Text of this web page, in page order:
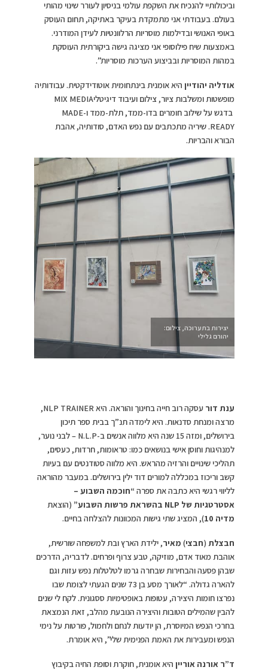
וביכולותיי להנכיח את השקפת עולמי בניסיון לעורר שינוי מהותי
בעולם. בעבודתי אני מתמקדת בעיקר באתיקה, תחום העוסק
באופי האנושי ובדילמות מוסריות הרלוונטיות לעידן המודרני.
באמצעות שיח פילוסופי אני מציגה גישה ביקורתית העוסקת
במהות המוסריות ובביצוע הערכות מוסריות”.
אודליה יהודיין היא אומנית בינתחומית אוטודידקטית. עבודותיה
מופשטות ומשלבות ציור, צילום ועיבוד דיגיטליMIX MEDIA
בדגש על שילוב חומרים בדו-ממד, תלת-ממד ו-MADE
.READY שיריה מתכתבים עם נפש האדם, סודותיה, אהבת
הבורא והבריות.
יצירות בתערוכה, צילום:
יהורם גלילי
ענת דור
עסקה רוב חייה בחינוך והוראה. היא NLP TRAINER,
מרצה ומנחת סדנאות. היא לימדה תנ”ך בבית ספר תיכון
בירושלים, ומזה 15 שנה היא מלווה אנשים ב-N.L.P – לבני נוער,
למנהיגות וחוסן אישי בנושאים כמו: טראומות, חרדות, כעסים,
תהליכי שינויים והרזיה מהראש. היא מלווה סטודנטים עם בעיות
קשב וריכוז במכללה למורים דוד ילין בירושלים. במעבר מהוראה
לליווי רגשי היא כתבה את ספרה“חוכמה השבוע –
אסטרטגיות של NLP בהשראת פרשות השבוע” (הוצאת
מדיה 10
), המציג שתי גישות המכוונות להצלחה בחיים.
חבצלת (חבצי) מאיר, ילידת הארץ ובת למשפחה שורשית,
אוהבת מאוד אדם, מוזיקה, טבע צרוף ופרחים. לדבריה, הדרכים
שבהן פסעה והבחירות שבחרה גרמו לטלטלות נפש עזות וגם
להארה גדולה. “לאורך מסע בן 73 שנים הגעתי לצומת שבו
נפרצו חומות היצירה, עטופות באופטימיות ססגונית. לקח לי שנים
להבין שהמילים הטובות והיצירה הנובעת מהלב, זאת הנמצאת
בחרכי הנפש המיוסרת, הן יודעות לנחם ולחמול, פורטות על נימי
הנפש ומעבירות את האמת הפנימית שלי”, היא אומרת.
ד”ר אורנה אוריין היא אומנית, חוקרת וסופת החיה בקיבוץ